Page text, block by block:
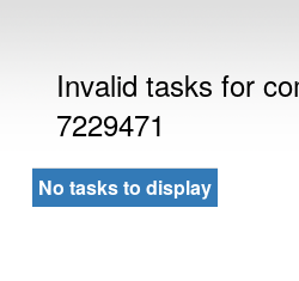
Invalid tasks for
7229471
No tasks to display